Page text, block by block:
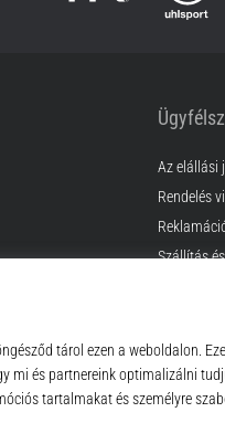
Az elállási
Rendelés
Szállítás
GyIK